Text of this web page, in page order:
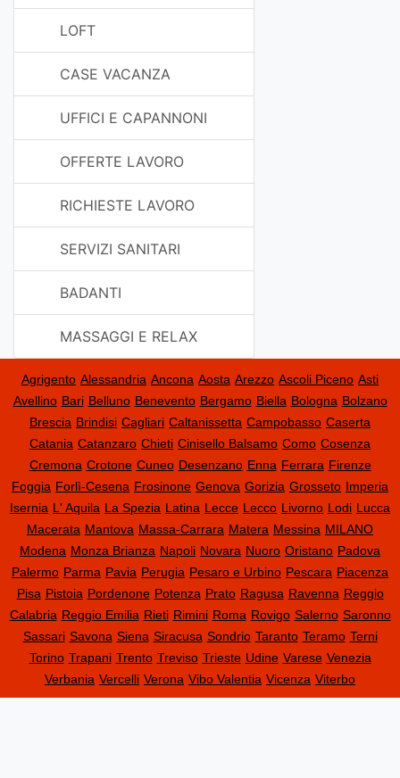
LOFT
CASE VACANZA
UFFICI E CAPANNONI
OFFERTE LAVORO
RICHIESTE LAVORO
SERVIZI SANITARI
BADANTI
MASSAGGI E RELAX
Agrigento Alessandria Ancona Aosta Arezzo Ascoli Piceno Asti
Avellino Bari Belluno Benevento Bergamo Biella Bologna Bolzano
Brescia Brindisi Cagliari Caltanissetta Campobasso Caserta
Catania Catanzaro Chieti Cinisello Balsamo Como Cosenza
Cremona Crotone Cuneo Desenzano Enna Ferrara Firenze
Foggia Forlì-Cesena Frosinone Genova Gorizia Grosseto Imperia
Isernia L' Aquila La Spezia Latina Lecce Lecco Livorno Lodi Lucca
Macerata Mantova Massa-Carrara Matera Messina MILANO
Modena Monza Brianza Napoli Novara Nuoro Oristano Padova
Palermo Parma Pavia Perugia Pesaro e Urbino Pescara Piacenza
Pisa Pistoia Pordenone Potenza Prato Ragusa Ravenna Reggio
Calabria Reggio Emilia Rieti Rimini Roma Rovigo Salerno Saronno
Sassari Savona Siena Siracusa Sondrio Taranto Teramo Terni
Torino Trapani Trento Treviso Trieste Udine Varese Venezia
Verbania Vercelli Verona Vibo Valentia Vicenza Viterbo